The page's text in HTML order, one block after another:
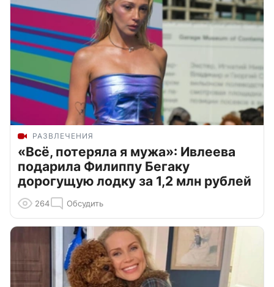
РАЗВЛЕЧЕНИЯ
«Всё, потеряла я мужа»: Ивлеева
подарила Филиппу Бегаку
дорогущую лодку за 1,2 млн рублей
264 Обсудить